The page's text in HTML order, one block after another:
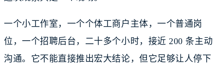
一个小工作室，一个个体工商户主体，一个普通岗
位，一个招聘后台，二十多个小时，接近 200 条主动
沟通。它不能直接推出宏大结论，但它足够让人停下